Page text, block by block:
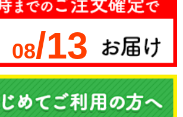
08/13